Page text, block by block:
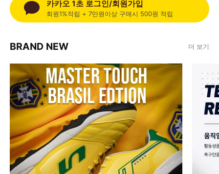
카카오 1초 로그인/회원가입
회원1%적립 + 7만원이상 구매시 500원 적립
BRAND NEW 더 보기